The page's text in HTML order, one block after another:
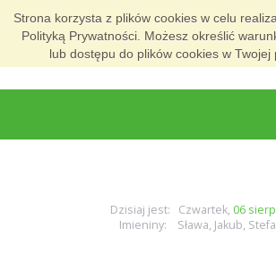
Strona korzysta z plików cookies w celu
Polityką Prywatności. Możesz określić
lub dostępu do plików cookies w Twojej
Dzisiaj jest: Czwartek, 06
Imieniny: Sława, Jakub,